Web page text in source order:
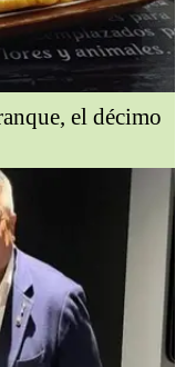
el décimo